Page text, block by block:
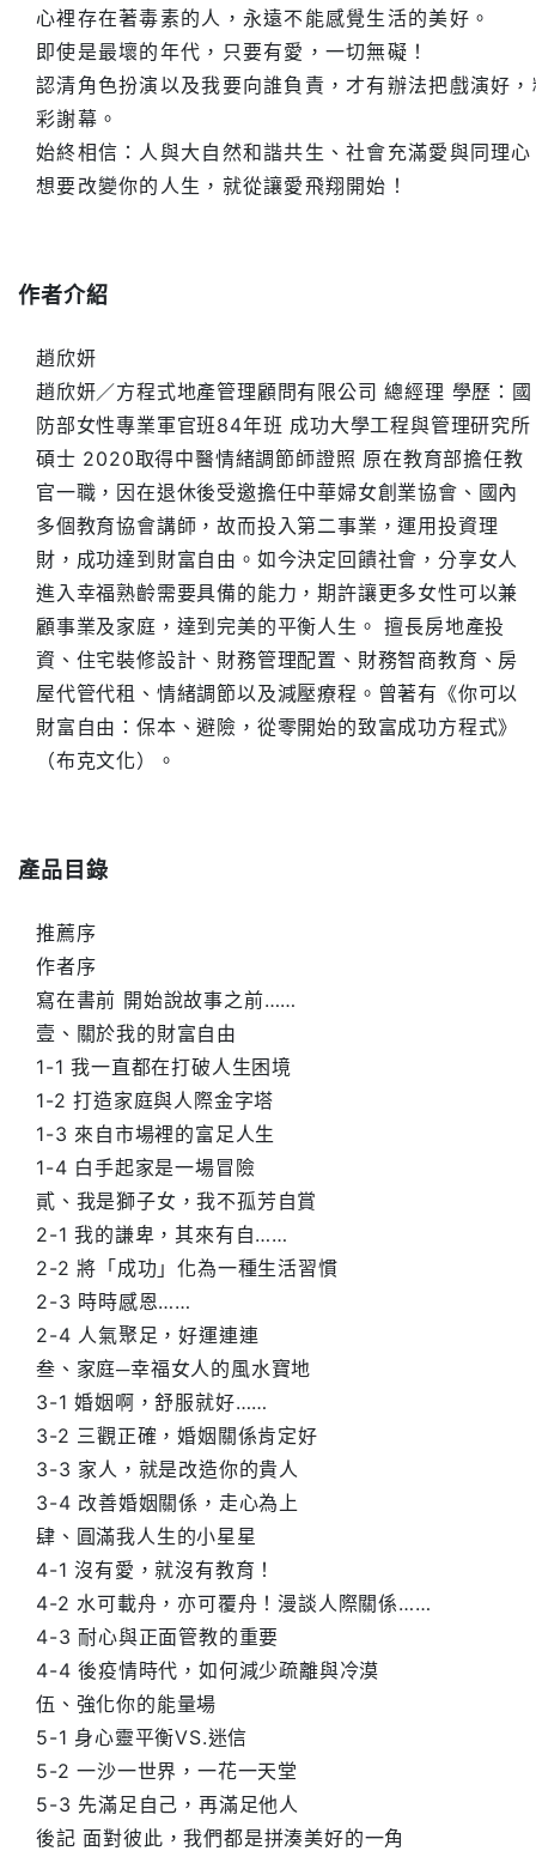
心裡存在著毒素的人，永遠不能感覺生活的美好。
即使是最壞的年代，只要有愛，一切無礙！
認清角色扮演以及我要向誰負責，才有辦法把戲演好
彩謝幕。
始終相信：人與大自然和諧共生、社會充滿愛與同理
想要改變你的人生，就從讓愛飛翔開始！
作者介紹
趙欣妍
趙欣妍／方程式地產管理顧問有限公司 總經理 學歷：國
防部女性專業軍官班84年班 成功大學工程與管理研究所
碩士 2020取得中醫情緒調節師證照 原在教育部擔任教
官一職，因在退休後受邀擔任中華婦女創業協會、國內
多個教育協會講師，故而投入第二事業，運用投資理
財，成功達到財富自由。如今決定回饋社會，分享女人
進入幸福熟齡需要具備的能力，期許讓更多女性可以兼
顧事業及家庭，達到完美的平衡人生。 擅長房地產投
資、住宅裝修設計、財務管理配置、財務智商教育、房
屋代管代租、情緒調節以及減壓療程。曾著有《你可以
財富自由：保本、避險，從零開始的致富成功方程式》
（布克文化）。
產品目錄
推薦序
作者序
寫在書前 開始說故事之前……
壹、關於我的財富自由
1-1 我一直都在打破人生困境
1-2 打造家庭與人際金字塔
1-3 來自市場裡的富足人生
1-4 白手起家是一場冒險
貳、我是獅子女，我不孤芳自賞
2-1 我的謙卑，其來有自……
2-2 將「成功」化為一種生活習慣
2-3 時時感恩……
2-4 人氣聚足，好運連連
叁、家庭─幸福女人的風水寶地
3-1 婚姻啊，舒服就好……
3-2 三觀正確，婚姻關係肯定好
3-3 家人，就是改造你的貴人
3-4 改善婚姻關係，走心為上
肆、圓滿我人生的小星星
4-1 沒有愛，就沒有教育！
4-2 水可載舟，亦可覆舟！漫談人際關係……
4-3 耐心與正面管教的重要
4-4 後疫情時代，如何減少疏離與冷漠
伍、強化你的能量場
5-1 身心靈平衡VS.迷信
5-2 一沙一世界，一花一天堂
5-3 先滿足自己，再滿足他人
後記 面對彼此，我們都是拼湊美好的一角